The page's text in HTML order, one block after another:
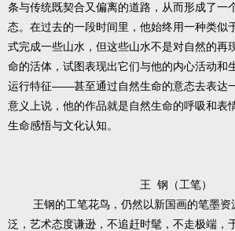
条与传统既契合又偏离的道路，从而形成了一
态。在过去的一段时间里，他始终用一种类似
式完成一些山水，但这些山水不是对自然的再
命的活体，试图表现出它们与他的内心活动和
运行特征——甚至通过自然生命的意态去表达
意义上说，他的作品就是自然生命的呼吸和表
生命感悟与文化认知。
王 钢（工笔）
王钢的工笔花鸟，仍然以新国画的笔墨资
泛，艺术态度谦逊，不追赶时髦，不走极端，